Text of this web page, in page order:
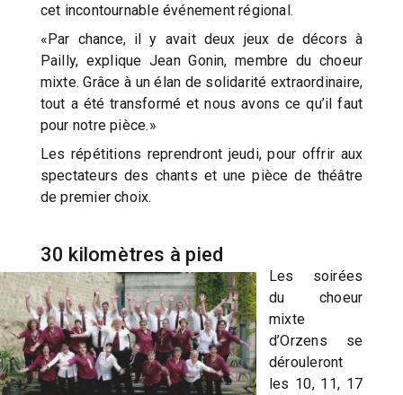
cet incontournable événement régional.
«Par chance, il y avait deux jeux de décors à
Pailly, explique Jean Gonin, membre du choeur
mixte. Grâce à un élan de solidarité extraordinaire,
tout a été transformé et nous avons ce qu’il faut
pour notre pièce.»
Les répétitions reprendront jeudi, pour offrir aux
spectateurs des chants et une pièce de théâtre
de premier choix.
30 kilomètres à pied
Les soirées
du choeur
mixte
d’Orzens se
dérouleront
les 10, 11, 17